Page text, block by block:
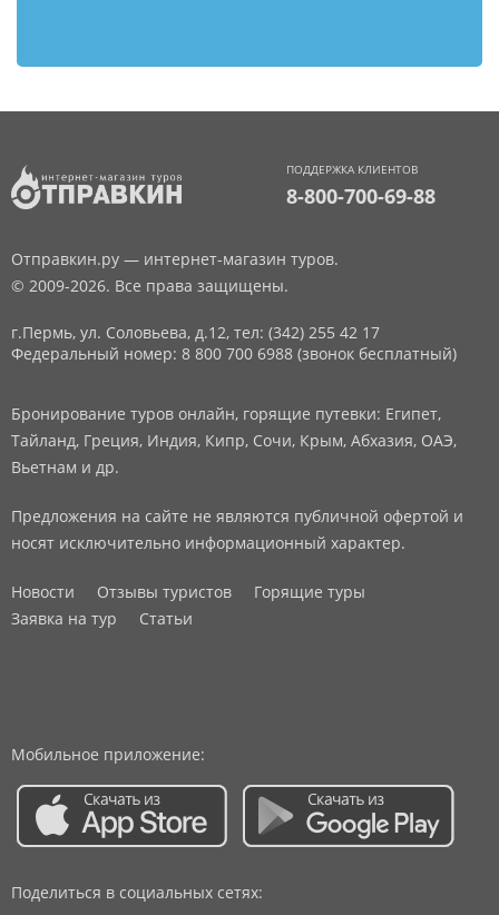
ПОДДЕРЖКА КЛИЕНТОВ
8-800-700-69-88
Отправкин.ру — интернет-магазин туров.
© 2009-2026. Все права защищены.
г.Пермь, ул. Соловьева, д.12, тел: (342) 255 42 17
Федеральный номер: 8 800 700 6988 (звонок бесплатный)
Бронирование туров онлайн, горящие путевки: Египет,
Тайланд, Греция, Индия, Кипр, Сочи, Крым, Абхазия, ОАЭ,
Вьетнам и др.
Предложения на сайте не являются публичной офертой и
носят исключительно информационный характер.
Новости Отзывы туристов
Горящие туры
Заявка на тур
Статьи
Мобильное приложение:
Поделиться в социальных сетях: